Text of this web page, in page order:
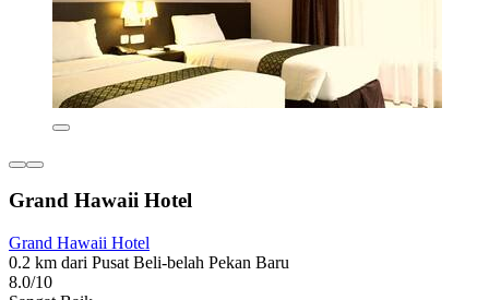
Grand Hawaii Hotel
Grand Hawaii Hotel
0.2 km dari Pusat Beli-belah Pekan Baru
8.0/10